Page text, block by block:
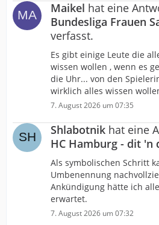
Maikel hat eine
Bundesliga Frauen
verfasst.
Es gibt einige Leute die
wissen wollen , wenn es
die Uhr... von den
wirklich alles wissen
7. August 2026 um 07:35
Shlabotnik hat eine
HC Hamburg - dit 'n
Als symbolischen Schritt
Umbenennung
Ankündigung hätte ich
erwartet.
7. August 2026 um 07:32